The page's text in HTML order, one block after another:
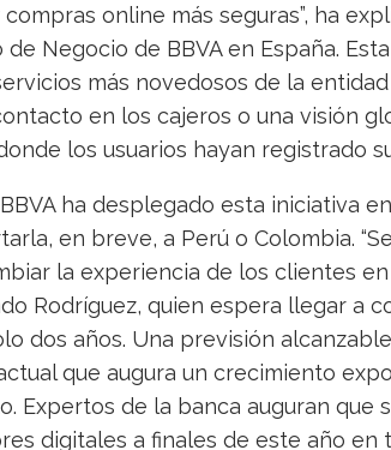
online más seguras”, ha
Negocio de BBVA en España.
más novedosos de la
en los cajeros o una visión
los usuarios hayan registrado
ha desplegado esta iniciativa
en breve, a Perú o Colombia.
la experiencia de los clientes en
Rodríguez, quien espera llegar a
dos años. Una previsión
que augura un crecimiento
Expertos de la banca auguran que
digitales a finales de este año